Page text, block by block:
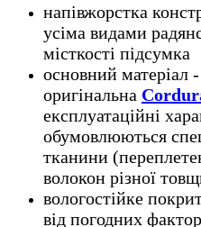
напівжорстка
усіма видами
місткості підсумка
основний матеріал
оригінальна
експлуатаційні
обумовлюються
тканини
волокон різної
вологостійке
від погодних